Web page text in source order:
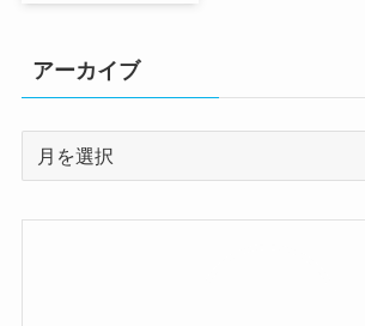
アーカイブ